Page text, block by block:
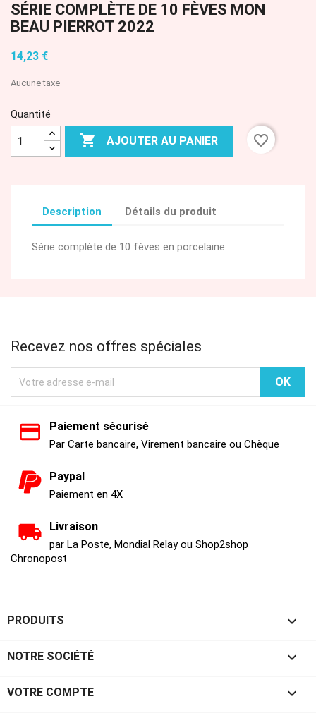
SÉRIE COMPLÈTE DE 10 FÈVES MON
BEAU PIERROT 2022
14,23 €
Aucune taxe
Quantité
 AJOUTER AU PANIER favorite_border
Description Détails du produit
Série complète de 10 fèves en porcelaine.
Recevez nos offres spéciales
Paiement sécurisé
Par Carte bancaire, Virement bancaire ou Chèque
Paypal
Paiement en 4X
Livraison
par La Poste, Mondial Relay ou Shop2shop
Chronopost
PRODUITS 
NOTRE SOCIÉTÉ 
VOTRE COMPTE 